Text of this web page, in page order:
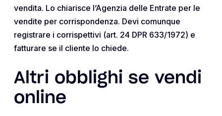
vendita. Lo chiarisce l’Agenzia delle Entrate per le
vendite per corrispondenza. Devi comunque
registrare i corrispettivi (art. 24 DPR 633/1972) e
fatturare se il cliente lo chiede.
Altri obblighi se vendi
online